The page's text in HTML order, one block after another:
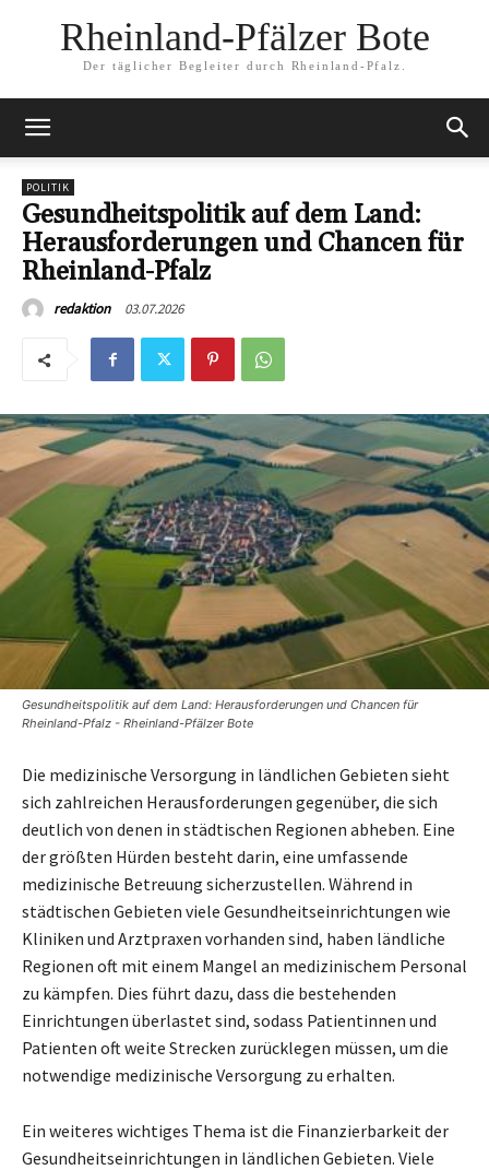
Rheinland-Pfälzer Bote
Der täglicher Begleiter durch Rheinland-Pfalz.
POLITIK
Gesundheitspolitik auf dem Land:
Herausforderungen und Chancen für
Rheinland-Pfalz
redaktion 03.07.2026
Gesundheitspolitik auf dem Land: Herausforderungen und Chancen für
Rheinland-Pfalz - Rheinland-Pfälzer Bote
Die medizinische Versorgung in ländlichen Gebieten sieht
sich zahlreichen Herausforderungen gegenüber, die sich
deutlich von denen in städtischen Regionen abheben. Eine
der größten Hürden besteht darin, eine umfassende
medizinische Betreuung sicherzustellen. Während in
städtischen Gebieten viele Gesundheitseinrichtungen wie
Kliniken und Arztpraxen vorhanden sind, haben ländliche
Regionen oft mit einem Mangel an medizinischem Personal
zu kämpfen. Dies führt dazu, dass die bestehenden
Einrichtungen überlastet sind, sodass Patientinnen und
Patienten oft weite Strecken zurücklegen müssen, um die
notwendige medizinische Versorgung zu erhalten.
Ein weiteres wichtiges Thema ist die Finanzierbarkeit der
Gesundheitseinrichtungen in ländlichen Gebieten. Viele